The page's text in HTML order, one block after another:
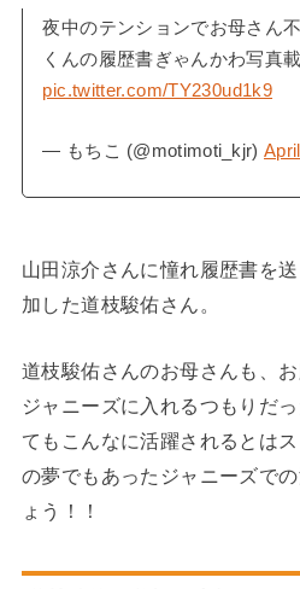
夜中のテンションでお母さん
くんの履歴書ぎゃんかわ写真
pic.twitter.com/TY230ud1k9
— もちこ (@motimoti_kjr)
山田涼介さんに憧れ履歴書を
加した道枝駿佑さん。
道枝駿佑さんのお母さんも、
ジャニーズに入れるつもりだ
てもこんなに活躍されるとは
の夢でもあったジャニーズで
ょう！！